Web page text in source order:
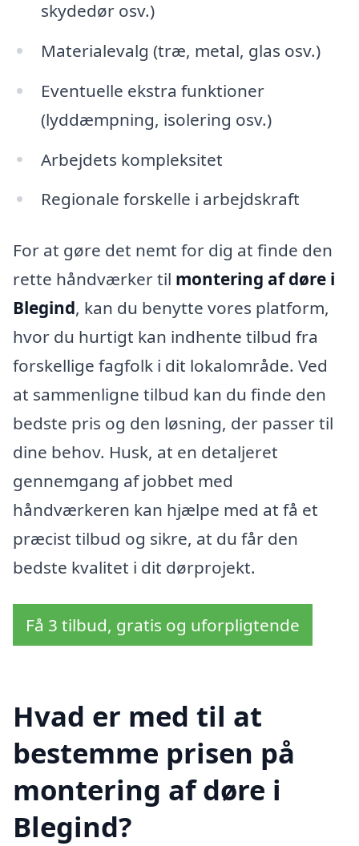
skydedør osv.)
Materialevalg (træ, metal, glas osv.)
Eventuelle ekstra funktioner
(lyddæmpning, isolering osv.)
Arbejdets kompleksitet
Regionale forskelle i arbejdskraft
For at gøre det nemt for dig at finde den
rette håndværker til montering af døre i
Blegind, kan du benytte vores platform,
hvor du hurtigt kan indhente tilbud fra
forskellige fagfolk i dit lokalområde. Ved
at sammenligne tilbud kan du finde den
bedste pris og den løsning, der passer til
dine behov. Husk, at en detaljeret
gennemgang af jobbet med
håndværkeren kan hjælpe med at få et
præcist tilbud og sikre, at du får den
bedste kvalitet i dit dørprojekt.
Få 3 tilbud, gratis og uforpligtende
Hvad er med til at
bestemme prisen på
montering af døre i
Blegind?